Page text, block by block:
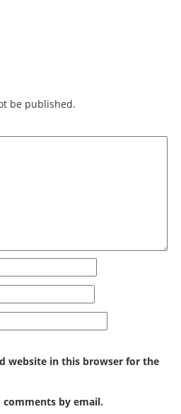
be published.
website in this browser for the
by email.